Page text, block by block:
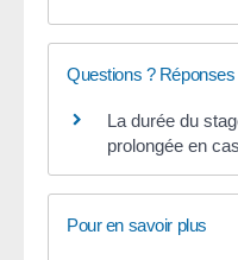
Questions ? Réponses
La durée du
prolongée en
Pour en savoir plus